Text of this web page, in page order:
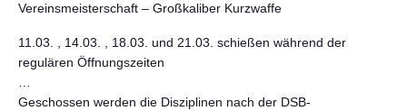
Vereinsmeisterschaft – Großkaliber Kurzwaffe
11.03. , 14.03. , 18.03. und 21.03. schießen während der
regulären Öffnungszeiten
…
Geschossen werden die Disziplinen nach der DSB-